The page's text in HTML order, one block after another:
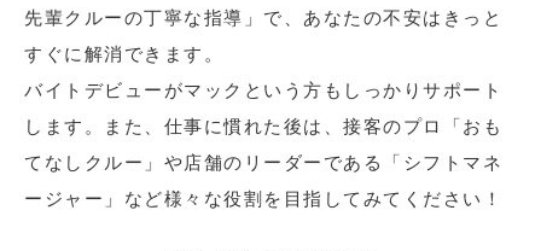
先輩クルーの丁寧な指導」で、あなたの不安はきっと
すぐに解消できます。
バイトデビューがマックという方もしっかりサポート
します。また、仕事に慣れた後は、接客のプロ「おも
てなしクルー」や店舗のリーダーである「シフトマネ
ージャー」など様々な役割を目指してみてください！